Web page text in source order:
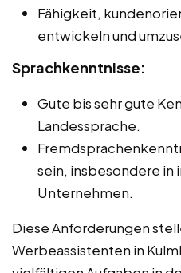
Fähigkeit,
entwickeln und
Sprachkenntnisse:
Gute bis sehr gute
Landessprache.
sein, insbesondere
Unternehmen.
Diese Anforderungen
Werbeassistenten in